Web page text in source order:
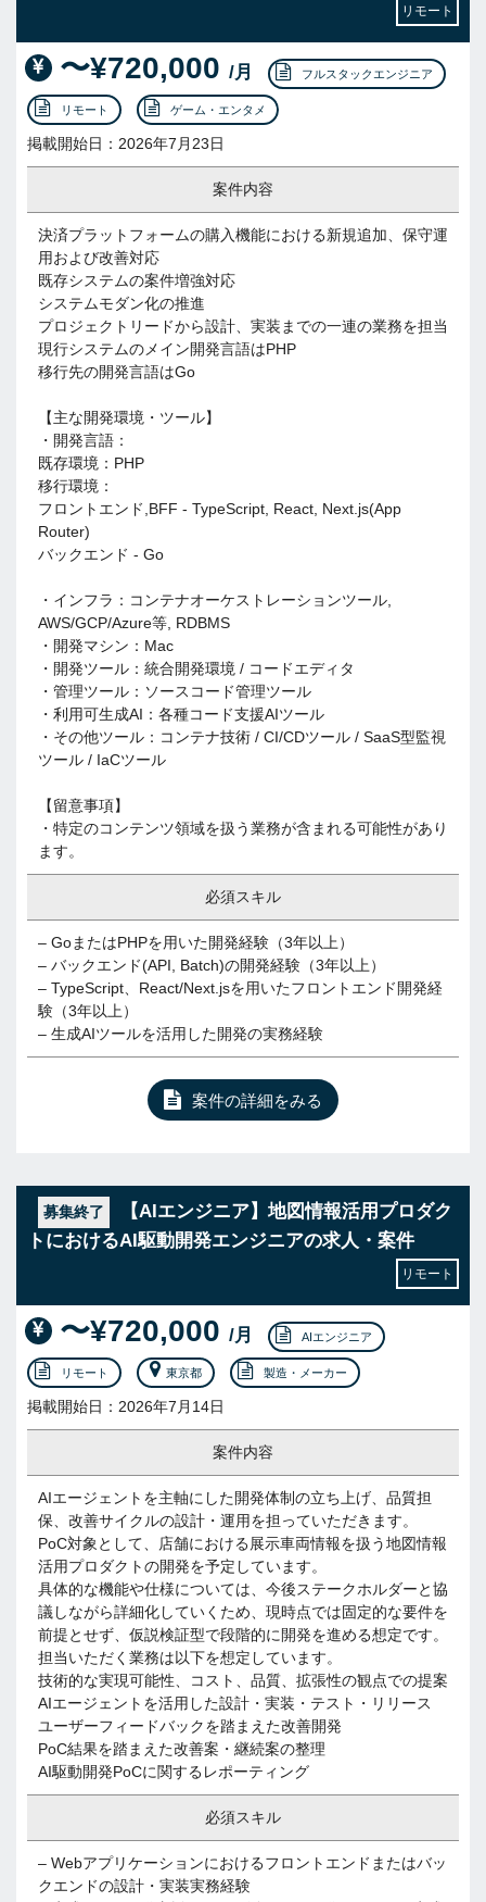
リモート
〜¥720,000 /月 フルスタックエンジニア
リモート ゲーム・エンタメ
掲載開始日：2026年7月23日
案件内容
決済プラットフォームの購入機能における新規追加、保守運
用および改善対応
既存システムの案件増強対応
システムモダン化の推進
プロジェクトリードから設計、実装までの一連の業務を担当
現行システムのメイン開発言語はPHP
移行先の開発言語はGo
【主な開発環境・ツール】
・開発言語：
既存環境：PHP
移行環境：
フロントエンド,BFF - TypeScript, React, Next.js(App
Router)
バックエンド - Go
・インフラ：コンテナオーケストレーションツール,
AWS/GCP/Azure等, RDBMS
・開発マシン：Mac
・開発ツール：統合開発環境 / コードエディタ
・管理ツール：ソースコード管理ツール
・利用可生成AI：各種コード支援AIツール
・その他ツール：コンテナ技術 / CI/CDツール / SaaS型監視
ツール / IaCツール
【留意事項】
・特定のコンテンツ領域を扱う業務が含まれる可能性があり
ます。
必須スキル
– GoまたはPHPを用いた開発経験（3年以上）
– バックエンド(API, Batch)の開発経験（3年以上）
– TypeScript、React/Next.jsを用いたフロントエンド開発経
験（3年以上）
– 生成AIツールを活用した開発の実務経験
案件の詳細をみる
募集終了
【AIエンジニア】地図情報活用プロダク
トにおけるAI駆動開発エンジニアの求人・案件
リモート
〜¥720,000 /月 AIエンジニア
リモート 東京都 製造・メーカー
掲載開始日：2026年7月14日
案件内容
AIエージェントを主軸にした開発体制の立ち上げ、品質担
保、改善サイクルの設計・運用を担っていただきます。
PoC対象として、店舗における展示車両情報を扱う地図情報
活用プロダクトの開発を予定しています。
具体的な機能や仕様については、今後ステークホルダーと協
議しながら詳細化していくため、現時点では固定的な要件を
前提とせず、仮説検証型で段階的に開発を進める想定です。
担当いただく業務は以下を想定しています。
技術的な実現可能性、コスト、品質、拡張性の観点での提案
AIエージェントを活用した設計・実装・テスト・リリース
ユーザーフィードバックを踏まえた改善開発
PoC結果を踏まえた改善案・継続案の整理
AI駆動開発PoCに関するレポーティング
必須スキル
– Webアプリケーションにおけるフロントエンドまたはバッ
クエンドの設計・実装実務経験